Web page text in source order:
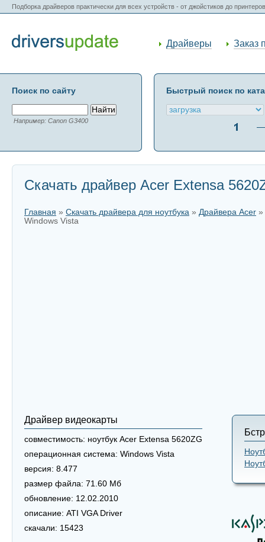
Подборка драйверов практически для всех устройств - от джойстиков до
Драйверы Заказ
Поиск по сайту
Например: Canon G3400
Быстрый поиск по
Скачать драйвер Acer Extensa
Главная » Скачать драйвера для ноутбука » Драйвера Acer »
Windows Vista
Драйвер видеокарты
совместимость: ноутбук Acer Extensa 5620ZG
операционная система: Windows Vista
версия: 8.477
размер файла: 71.60 Мб
обновление: 12.02.2010
описание: ATI VGA Driver
скачали: 15423